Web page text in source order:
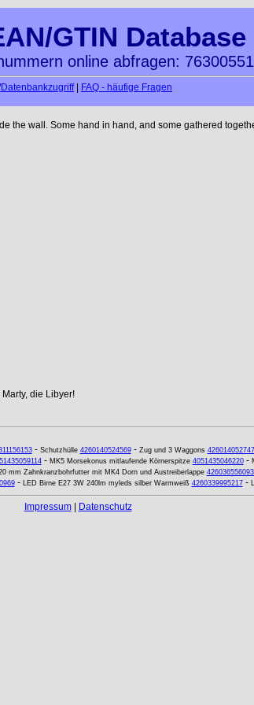
GTIN Database
online abfragen:
| FAQ - häufige Fragen
the wall. Some hand in hand, and some gathered
die Libyer!
- Schutzhülle 4260140524569- Zug und 3 Waggons
- MK5 Morsekonus mitlaufende Körnerspitze 4051435046220-
mm Zahnkranzbohrfutter mit MK4 Dorn und Austreiberlappe
- LED Birne E27 3W 240lm myleds silber Warmweiß 4260339995217-
Impressum| Datenschutz